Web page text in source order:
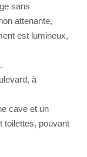
sans
attenante,
est lumineux,
à
cave et un
toilettes, pouvant